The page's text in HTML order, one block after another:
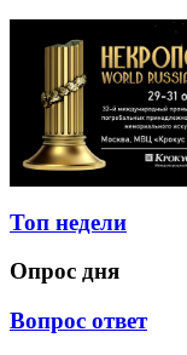
Топ недели
Опрос дня
Вопрос ответ